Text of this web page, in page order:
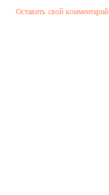
Оставить свой комментарий